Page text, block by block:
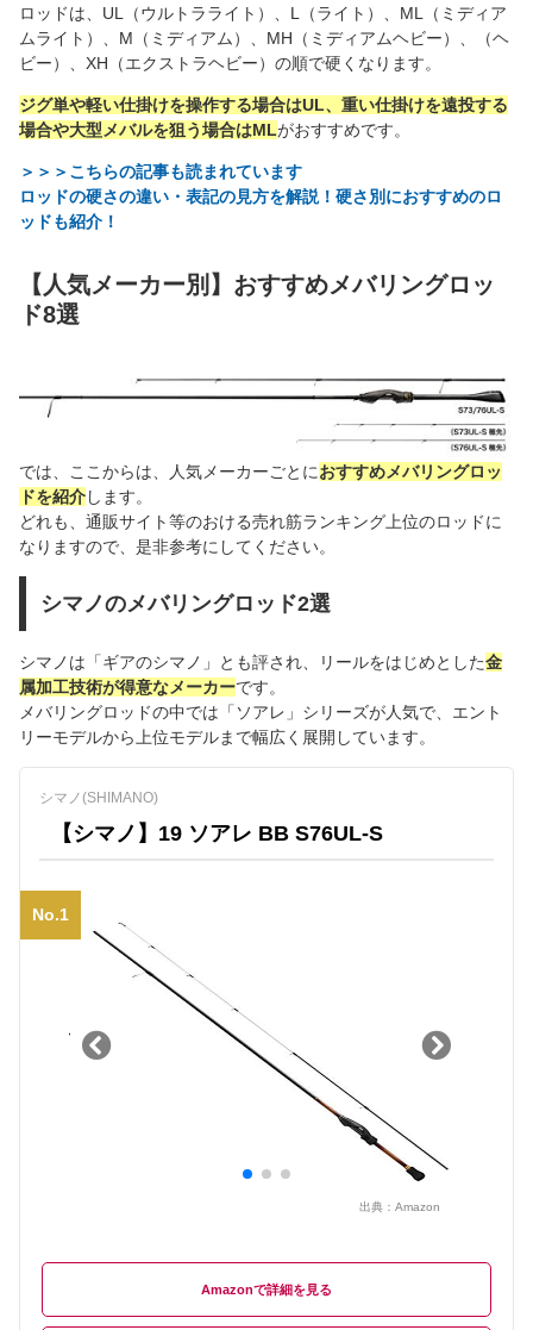
ロッドは、UL（ウルトラライト）、L（ライト）、ML（ミディア
ムライト）、M（ミディアム）、MH（ミディアムヘビー）、（ヘ
ビー）、XH（エクストラヘビー）の順で硬くなります。
ジグ単や軽い仕掛けを操作する場合はUL、重い仕掛けを遠投する
場合や大型メバルを狙う場合はMLがおすすめです。
＞＞＞こちらの記事も読まれています
ロッドの硬さの違い・表記の見方を解説！硬さ別におすすめのロ
ッドも紹介！
【人気メーカー別】おすすめメバリングロッ
ド8選
では、ここからは、人気メーカーごとにおすすめメバリングロッ
ドを紹介します。
どれも、通販サイト等のおける売れ筋ランキング上位のロッドに
なりますので、是非参考にしてください。
シマノのメバリングロッド2選
シマノは「ギアのシマノ」とも評され、リールをはじめとした金
属加工技術が得意なメーカーです。
メバリングロッドの中では「ソアレ」シリーズが人気で、エント
リーモデルから上位モデルまで幅広く展開しています。
シマノ(SHIMANO)
【シマノ】19 ソアレ BB S76UL-S
No.1
出典： Amazon
Amazon